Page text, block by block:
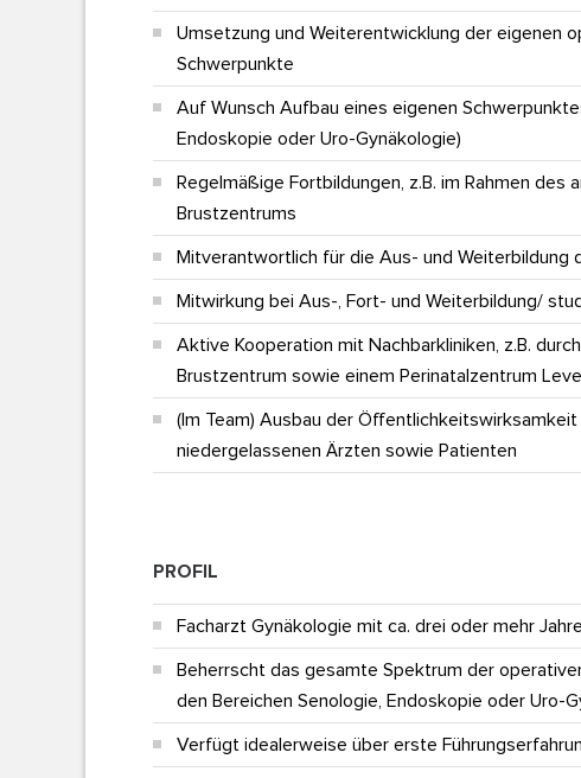
Umsetzung und Weiterentwicklung der eigenen
Schwerpunkte
Auf Wunsch Aufbau eines eigenen
Endoskopie oder Uro-Gynäkologie)
Regelmäßige Fortbildungen, z.B. im Rahmen
Brustzentrums
Mitverantwortlich für die Aus- und Weiterbildung
Mitwirkung bei Aus-, Fort- und Weiterbildung/
Aktive Kooperation mit Nachbarkliniken, z.B.
Brustzentrum sowie einem Perinatalzentrum
(Im Team) Ausbau der
niedergelassenen Ärzten sowie Patienten
PROFIL
Facharzt Gynäkologie mit ca. drei oder mehr
Beherrscht das gesamte Spektrum der
den Bereichen Senologie, Endoskopie oder Uro-
Verfügt idealerweise über erste